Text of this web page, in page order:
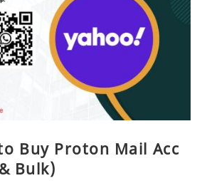
Buy Proton Mail Acc
Bulk)